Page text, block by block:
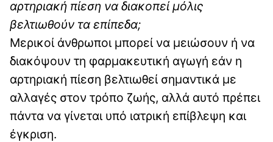
αρτηριακή πίεση να διακοπεί μόλις
βελτιωθούν τα επίπεδα;
Μερικοί άνθρωποι μπορεί να μειώσουν ή να
διακόψουν τη φαρμακευτική αγωγή εάν η
αρτηριακή πίεση βελτιωθεί σημαντικά με
αλλαγές στον τρόπο ζωής, αλλά αυτό πρέπει
πάντα να γίνεται υπό ιατρική επίβλεψη και
έγκριση.